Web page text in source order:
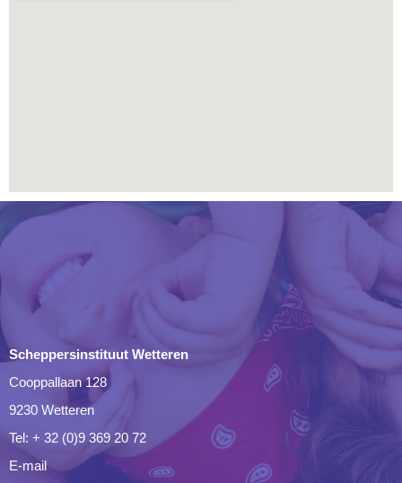
Scheppersinstituut Wetteren
Cooppallaan 128
9230 Wetteren
Tel: + 32 (0)9 369 20 72
E-mail